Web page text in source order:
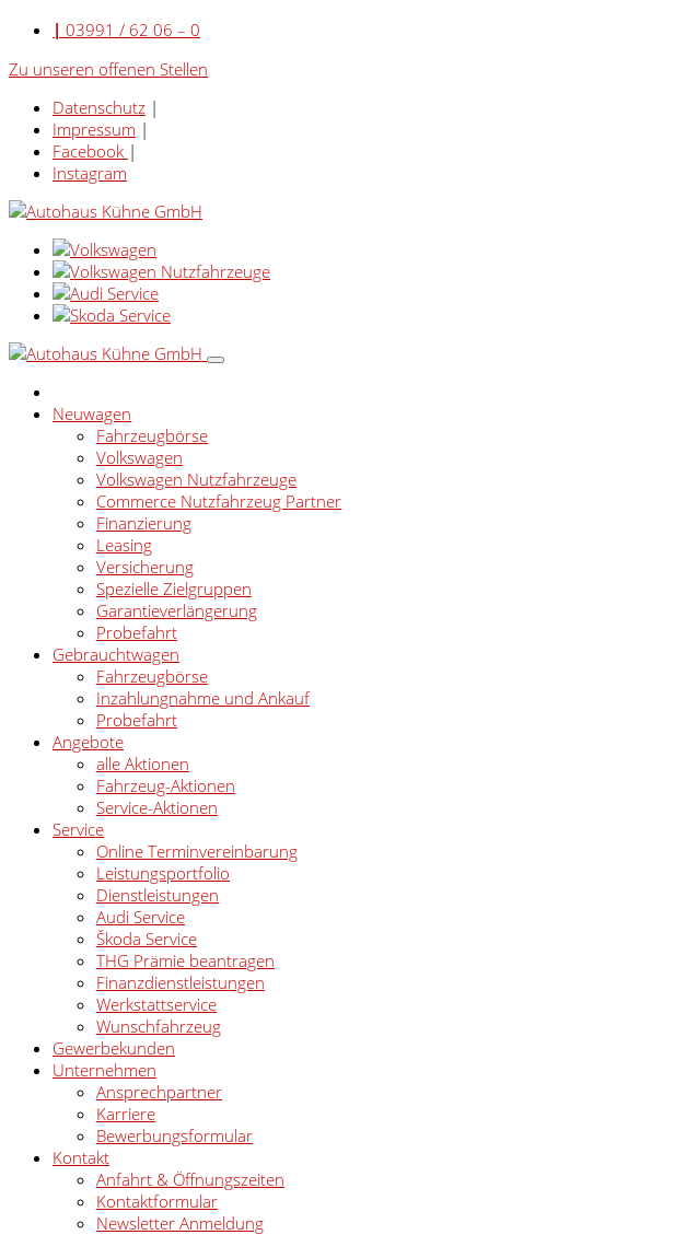
| 03991 / 62 06 – 0
Zu unseren offenen Stellen
Datenschutz |
Impressum |
Facebook |
Instagram
Neuwagen
Fahrzeugbörse
Volkswagen
Volkswagen Nutzfahrzeuge
Commerce Nutzfahrzeug Partner
Finanzierung
Leasing
Versicherung
Spezielle Zielgruppen
Garantieverlängerung
Probefahrt
Gebrauchtwagen
Fahrzeugbörse
Inzahlungnahme und Ankauf
Probefahrt
Angebote
alle Aktionen
Fahrzeug-Aktionen
Service-Aktionen
Service
Online Terminvereinbarung
Leistungsportfolio
Dienstleistungen
Audi Service
Škoda Service
THG Prämie beantragen
Finanzdienstleistungen
Werkstattservice
Wunschfahrzeug
Gewerbekunden
Unternehmen
Ansprechpartner
Karriere
Bewerbungsformular
Kontakt
Anfahrt & Öffnungszeiten
Kontaktformular
Newsletter Anmeldung